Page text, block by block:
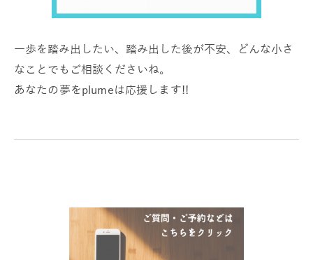
一歩を踏み出したい、踏み出した後が不安、どんな小さ
なことでもご相談くださいね。
あなたの夢をplumeは応援します!!